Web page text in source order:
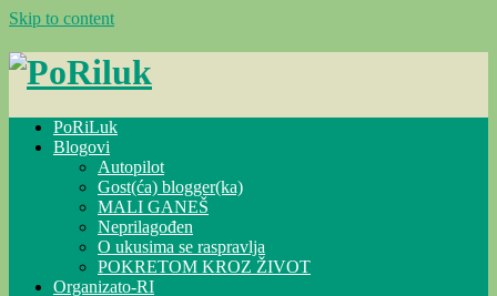
Skip to content
PoRiLuk
Blogovi
Autopilot
Gost(ća) blogger(ka)
MALI GANEŠ
Neprilagođen
O ukusima se raspravlja
POKRETOM KROZ ŽIVOT
Organizato-RI